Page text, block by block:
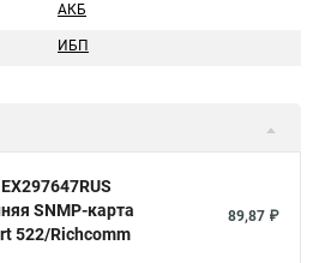
АКБ
ИБП
SNMP-карта
522/Richcomm
89,87 ₽